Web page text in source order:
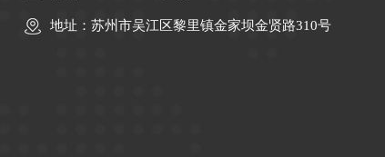
地址：苏州市吴江区黎里镇金家坝金贤路310号